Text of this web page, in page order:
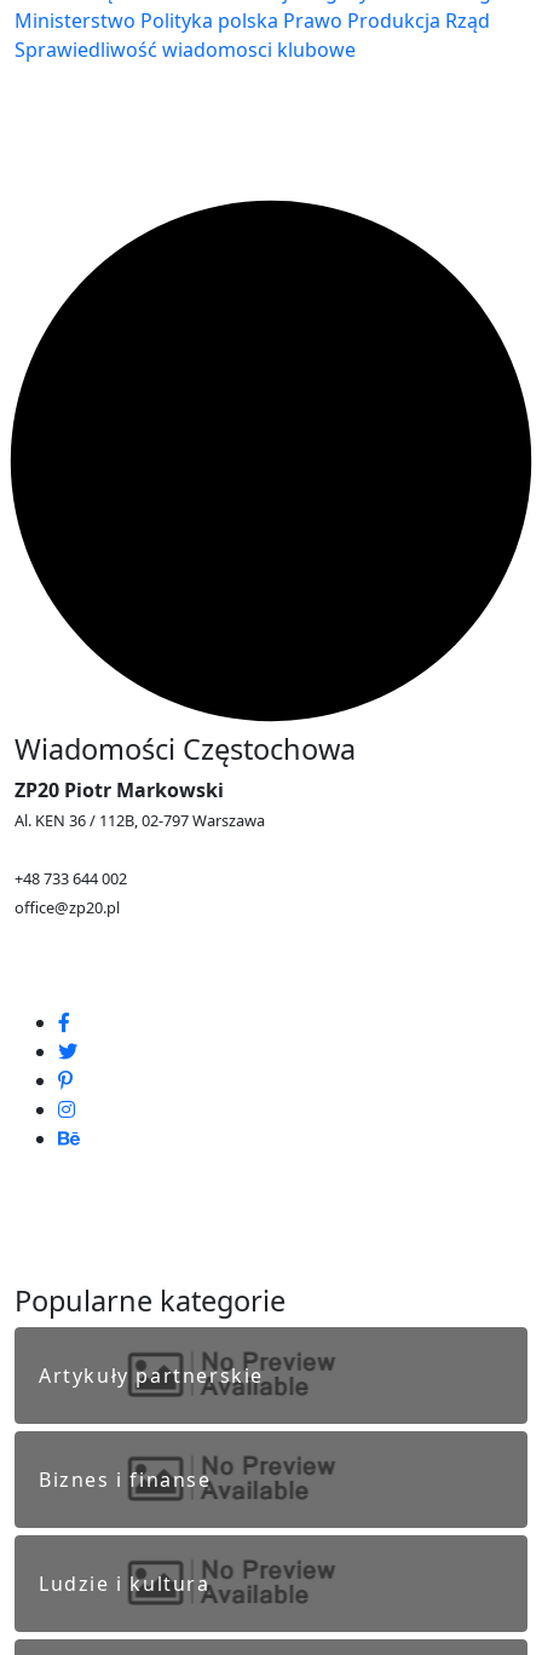
Ministerstwo Polityka polska Prawo Produkcja Rząd
Sprawiedliwość wiadomosci klubowe
Wiadomości Częstochowa
ZP20 Piotr Markowski
Al. KEN 36 / 112B, 02-797 Warszawa
+48 733 644 002
office@zp20.pl
Popularne kategorie
Artykuły partnerskie
Biznes i finanse
Ludzie i kultura